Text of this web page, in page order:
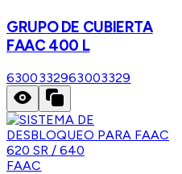
GRUPO DE CUBIERTA
FAAC 400 L
6300332963003329
FAAC